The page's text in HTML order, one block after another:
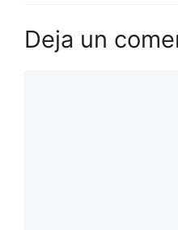
Deja un